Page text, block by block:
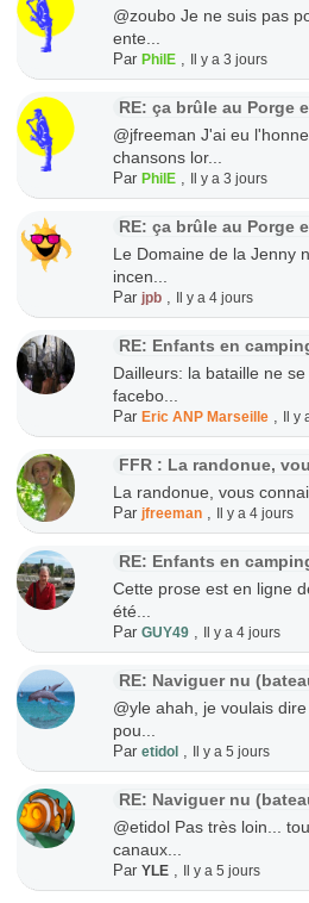
@zoubo Je ne suis pas
ente...
ParPhilE , Il y a 3 jours
RE: ça brûle au Porge
@jfreeman J'ai eu
chansons lor...
ParPhilE , Il y a 3 jours
RE: ça brûle au Porge
Le Domaine de la Jenny
incen...
Parjpb , Il y a 4 jours
RE: Enfants en
Dailleurs: la bataille ne
facebo...
ParEric ANP Marseille , Il
FFR : La randonue,
La randonue, vous
Parjfreeman , Il y a 4 jours
RE: Enfants en
Cette prose est en ligne
été...
ParGUY49 , Il y a 4 jours
RE: Naviguer nu
@yle ahah, je voulais
pou...
Paretidol , Il y a 5 jours
RE: Naviguer nu
@etidol Pas très loin...
canaux...
ParYLE , Il y a 5 jours